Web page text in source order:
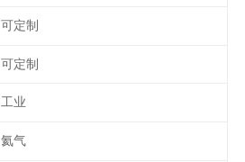
可定制
可定制
工业
氦气